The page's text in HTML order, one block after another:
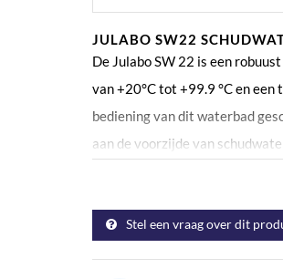
JULABO SW22
De Julabo SW 22 is een
van +20°C tot +99.9 °C en
bediening van dit waterbad
aan de voorzijde van
duidelijke LED display, hierop
temperatuurregeling wat
Stel een vraag over dit